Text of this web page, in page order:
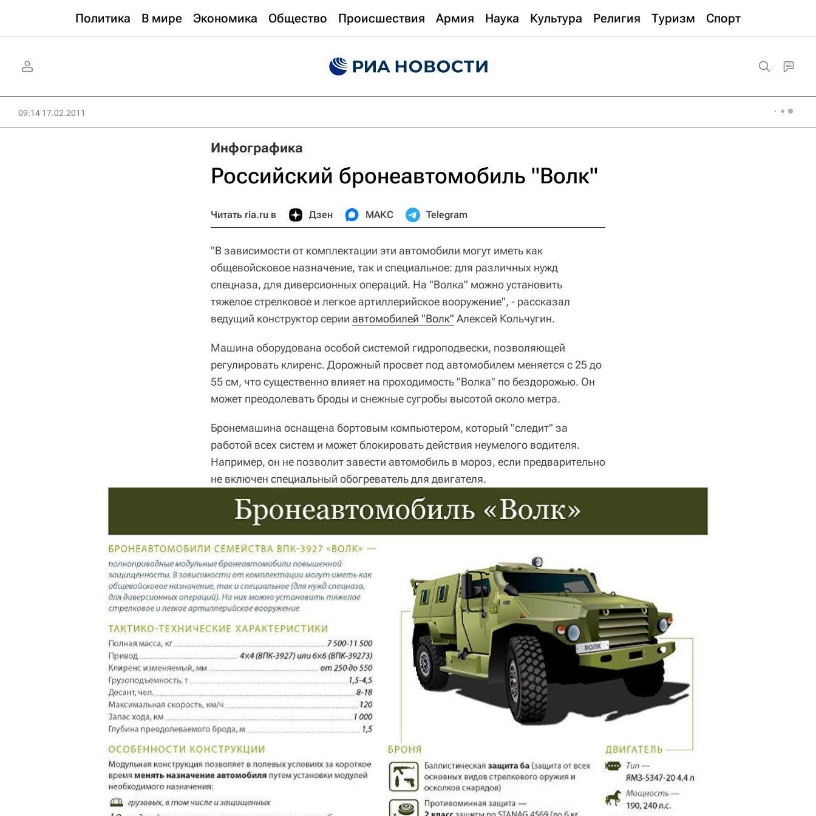
Политика В мире Экономика Общество Происшествия Армия Наука Культура Религия Туризм Спорт
09:14 17.02.2011
Инфографика
Российский бронеавтомобиль "Волк"
Читать ria.ru в Дзен МАКС Telegram
"В зависимости от комплектации эти автомобили могут иметь как
общевойсковое назначение, так и специальное: для различных нужд
спецназа, для диверсионных операций. На "Волка" можно установить
тяжелое стрелковое и легкое артиллерийское вооружение", - рассказал
ведущий конструктор серии автомобилей "Волк" Алексей Кольчугин.
Машина оборудована особой системой гидроподвески, позволяющей
регулировать клиренс. Дорожный просвет под автомобилем меняется с 25 до
55 см, что существенно влияет на проходимость "Волка" по бездорожью. Он
может преодолевать броды и снежные сугробы высотой около метра.
Бронемашина оснащена бортовым компьютером, который "следит" за
работой всех систем и может блокировать действия неумелого водителя.
Например, он не позволит завести автомобиль в мороз, если предварительно
не включен специальный обогреватель для двигателя.